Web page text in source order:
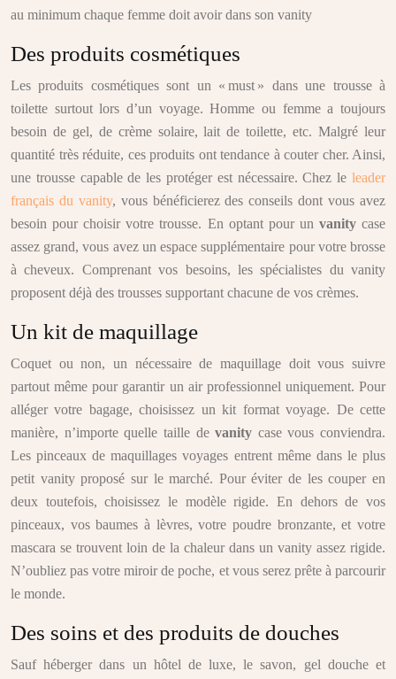
au minimum chaque femme doit avoir dans son vanity
Des produits cosmétiques
Les produits cosmétiques sont un « must » dans une trousse à
toilette surtout lors d’un voyage. Homme ou femme a toujours
besoin de gel, de crème solaire, lait de toilette, etc. Malgré leur
quantité très réduite, ces produits ont tendance à couter cher. Ainsi,
une trousse capable de les protéger est nécessaire. Chez le leader
français du vanity, vous bénéficierez des conseils dont vous avez
besoin pour choisir votre trousse. En optant pour un vanitycase
assez grand, vous avez un espace supplémentaire pour votre brosse
à cheveux. Comprenant vos besoins, les spécialistes du vanity
proposent déjà des trousses supportant chacune de vos crèmes.
Un kit de maquillage
Coquet ou non, un nécessaire de maquillage doit vous suivre
partout même pour garantir un air professionnel uniquement. Pour
alléger votre bagage, choisissez un kit format voyage. De cette
manière, n’importe quelle taille devanity case vous conviendra.
Les pinceaux de maquillages voyages entrent même dans le plus
petit vanity proposé sur le marché. Pour éviter de les couper en
deux toutefois, choisissez le modèle rigide. En dehors de vos
pinceaux, vos baumes à lèvres, votre poudre bronzante, et votre
mascara se trouvent loin de la chaleur dans un vanity assez rigide.
N’oubliez pas votre miroir de poche, et vous serez prête à parcourir
le monde.
Des soins et des produits de douches
Sauf héberger dans un hôtel de luxe, le savon, gel douche et